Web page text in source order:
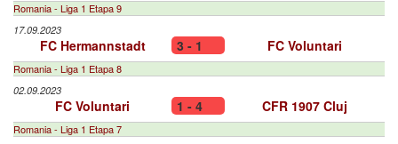
Romania - Liga 1 Etapa 9
17.09.2023
FC Hermannstadt 3 - 1 FC Voluntari
Romania - Liga 1 Etapa 8
02.09.2023
FC Voluntari 1 - 4 CFR 1907 Cluj
Romania - Liga 1 Etapa 7